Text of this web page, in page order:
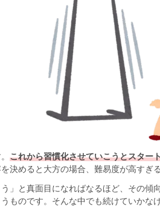
これから習慣化させていこうとスター
決めると大方の場合、難易度が高すぎ
う」と真面目になればなるほど、その
ものです。そんな中でも続けていかな